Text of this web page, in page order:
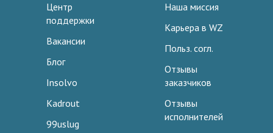
Центр
поддержки
Вакансии
Блог
Insolvo
Kadrout
99uslug
Наша миссия
Карьера в WZ
Польз. согл.
Отзывы
заказчиков
Отзывы
исполнителей